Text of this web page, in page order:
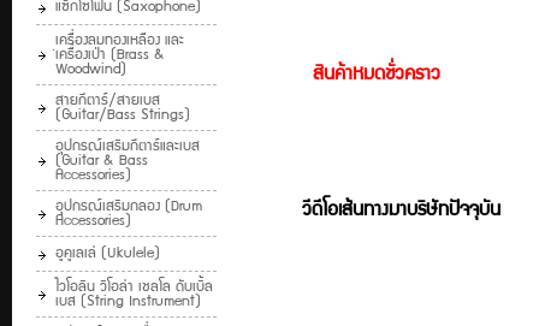
แซ็กโซโฟน (Saxophone)
ฺเครื่องลมทองเหลือง และ
เครื่องเป่า (Brass &
Woodwind)
สายกีตาร์/สายเบส
(Guitar/Bass Strings)
อุปกรณ์เสริมกีตาร์และเบส
(Guitar & Bass
Accessories)
อุปกรณ์เสริมกลอง (Drum
Accessories)
อูคูเลเล่ (Ukulele)
ไวโอลิน วิโอล่า เชลโล ดับเบิ้ล
เบส (String Instrument)
สินค้าหมดชั่วคราว
วีดีโอเส้นทางมาบริษัทปัจจุบัน